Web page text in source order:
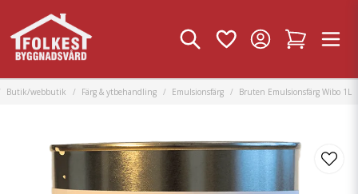
Butik/webbutik Färg & ytbehandling Emulsionsfärg Bruten Emulsionsfärg Wibo 1L